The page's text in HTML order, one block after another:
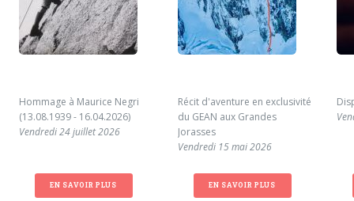
Hommage à Maurice Negri
(13.08.1939 - 16.04.2026)
Vendredi 24 juillet 2026
EN SAVOIR PLUS
Récit d'aventure en exclusivité
du GEAN aux Grandes
Jorasses
Vendredi 15 mai 2026
EN SAVOIR PLUS